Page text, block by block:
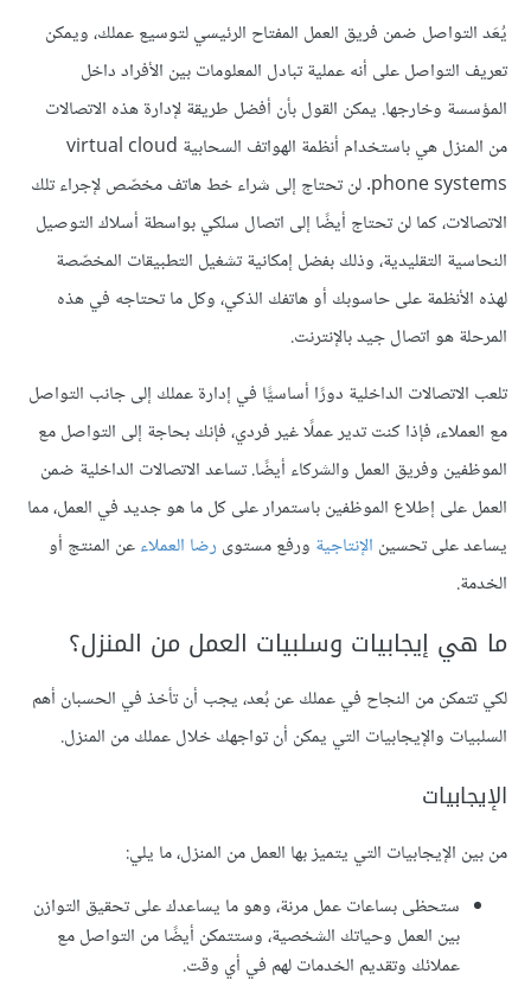
يُعَد التواصل ضمن فريق العمل المفتاح الرئيسي لتوسيع عملك، ويمكن
تعريف التواصل على أنه عملية تبادل المعلومات بين الأفراد داخل
المؤسسة وخارجها. يمكن القول بأن أفضل طريقة لإدارة هذه الاتصالات
من المنزل هي باستخدام أنظمة الهواتف السحابية virtual cloud
phone systems. لن تحتاج إلى شراء خط هاتف مخصّص لإجراء تلك
الاتصالات، كما لن تحتاج أيضًا إلى اتصال سلكي بواسطة أسلاك التوصيل
النحاسية التقليدية، وذلك بفضل إمكانية تشغيل التطبيقات المخصّصة
لهذه الأنظمة على حاسوبك أو هاتفك الذكي، وكل ما تحتاجه في هذه
المرحلة هو اتصال جيد بالإنترنت.
تلعب الاتصالات الداخلية دورًا أساسيًّا في إدارة عملك إلى جانب التواصل
مع العملاء، فإذا كنت تدير عملًا غير فردي، فإنك بحاجة إلى التواصل مع
الموظفين وفريق العمل والشركاء أيضًا. تساعد الاتصالات الداخلية ضمن
العمل على إطلاع الموظفين باستمرار على كل ما هو جديد في العمل، مما
يساعد على تحسين الإنتاجية ورفع مستوى رضا العملاءعن المنتج أو
الخدمة.
ما هي إيجابيات وسلبيات العمل من المنزل؟
لكي تتمكن من النجاح في عملك عن بُعد، يجب أن تأخذ في الحسبان أهم
السلبيات والإيجابيات التي يمكن أن تواجهك خلال عملك من المنزل.
الإيجابيات
من بين الإيجابيات التي يتميز بها العمل من المنزل، ما يلي:
ستحظى بساعات عمل مرنة، وهو ما يساعدك على تحقيق التوازن
بين العمل وحياتك الشخصية، وستتمكن أيضًا من التواصل مع
عملائك وتقديم الخدمات لهم في أي وقت.